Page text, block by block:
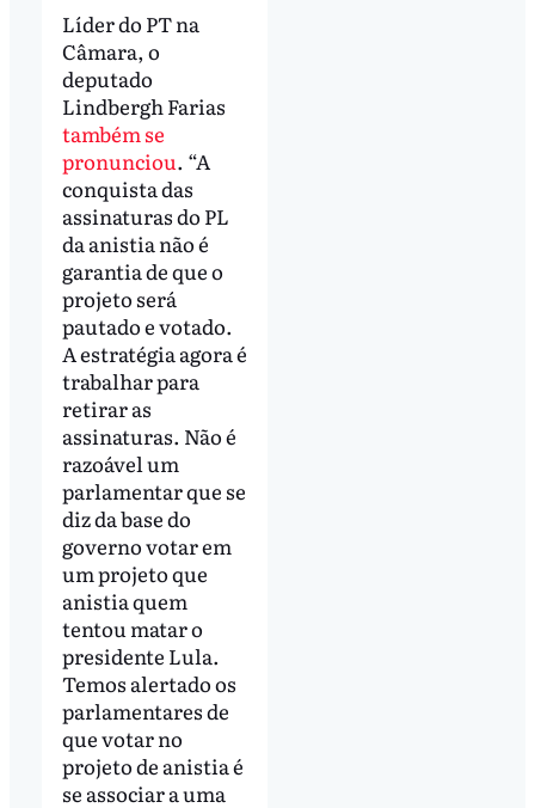
Líder do PT na
Câmara, o
deputado
Lindbergh Farias
também se
pronunciou. “A
conquista das
assinaturas do PL
da anistia não é
garantia de que o
projeto será
pautado e votado.
A estratégia agora é
trabalhar para
retirar as
assinaturas. Não é
razoável um
parlamentar que se
diz da base do
governo votar em
um projeto que
anistia quem
tentou matar o
presidente Lula.
Temos alertado os
parlamentares de
que votar no
projeto de anistia é
se associar a uma